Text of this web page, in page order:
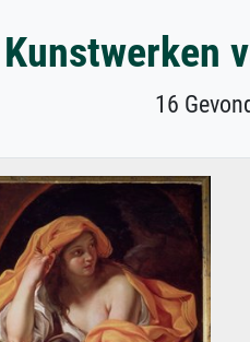
Kunstwerken
16